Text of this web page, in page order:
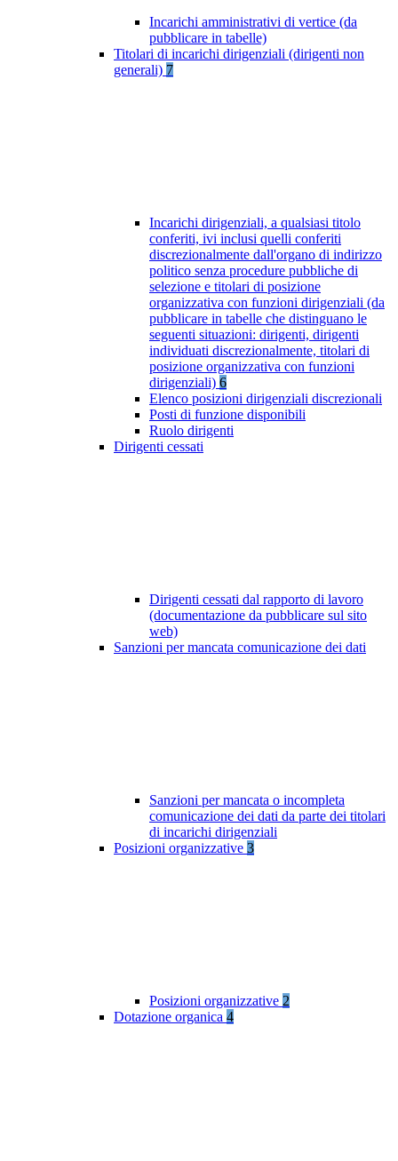
Incarichi amministrativi di vertice (da
pubblicare in tabelle)
Titolari di incarichi dirigenziali (dirigenti non
generali) 7
Incarichi dirigenziali, a qualsiasi titolo
conferiti, ivi inclusi quelli conferiti
discrezionalmente dall'organo di indirizzo
politico senza procedure pubbliche di
selezione e titolari di posizione
organizzativa con funzioni dirigenziali (da
pubblicare in tabelle che distinguano le
seguenti situazioni: dirigenti, dirigenti
individuati discrezionalmente, titolari di
posizione organizzativa con funzioni
dirigenziali) 6
Elenco posizioni dirigenziali discrezionali
Posti di funzione disponibili
Ruolo dirigenti
Dirigenti cessati
Dirigenti cessati dal rapporto di lavoro
(documentazione da pubblicare sul sito
web)
Sanzioni per mancata comunicazione dei dati
Sanzioni per mancata o incompleta
comunicazione dei dati da parte dei titolari
di incarichi dirigenziali
Posizioni organizzative 3
Posizioni organizzative 2
Dotazione organica 4